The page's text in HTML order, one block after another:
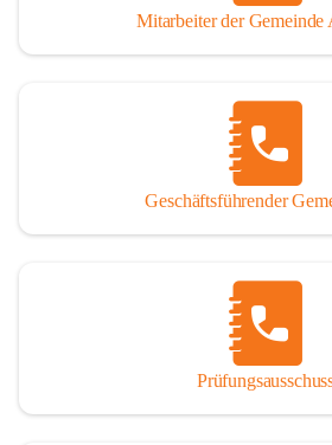
Mitarbeiter der Gemeinde
Geschäftsführender